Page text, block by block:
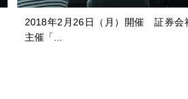
2018年2月26日（月）開催 証券会
主催「...